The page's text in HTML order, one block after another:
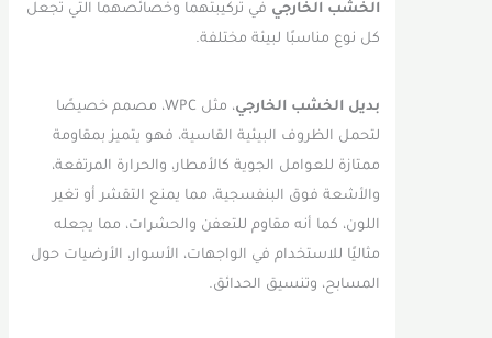
الخشب الخارجيفي تركيبتهما وخصائصهما التي تجعل
كل نوع مناسبًا لبيئة مختلفة.
بديل الخشب الخارجي
، مثل WPC، مصمم خصيصًا
لتحمل الظروف البيئية القاسية، فهو يتميز بمقاومة
ممتازة للعوامل الجوية كالأمطار، والحرارة المرتفعة،
والأشعة فوق البنفسجية، مما يمنع التقشر أو تغير
اللون، كما أنه مقاوم للتعفن والحشرات، مما يجعله
مثاليًا للاستخدام في الواجهات، الأسوار، الأرضيات حول
المسابح، وتنسيق الحدائق.